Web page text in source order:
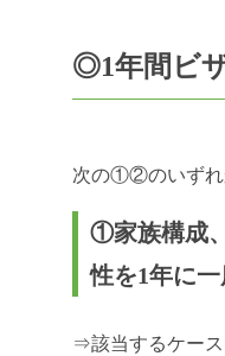
◎1年間ビ
次の①②のいずれ
①家族構成
性を1年に
⇒該当するケース